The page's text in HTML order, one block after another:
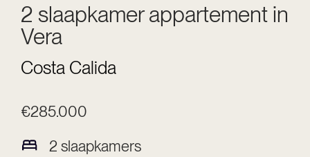
2 slaapkamer appartement in
Vera
Costa Calida
€285.000
2 slaapkamers